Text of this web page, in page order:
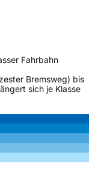
Fahrbahn
Bremsweg) bis
sich je Klasse